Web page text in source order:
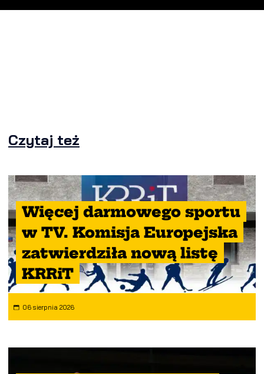
Czytaj też
Więcej darmowego sportu
w TV. Komisja Europejska
zatwierdziła nową listę
KRRiT
06 sierpnia 2026